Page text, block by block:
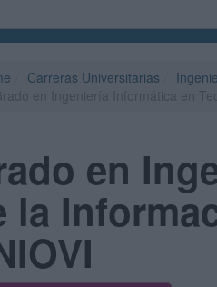
Carreras Universitarias
en
la